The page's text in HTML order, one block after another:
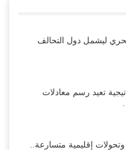
ليشمل دول التحالف
تعيد رسم معادلات
إقليمية متسارعة..